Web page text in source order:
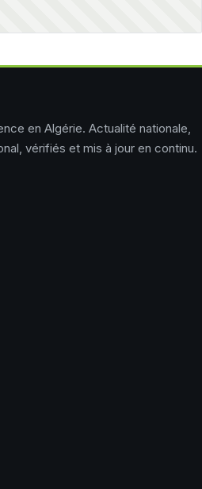
en Algérie. Actualité nationale,
vérifiés et mis à jour en continu.